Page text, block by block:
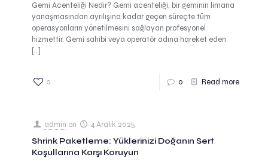
Gemi Acenteliği Nedir? Gemi acenteliği, bir geminin limana
yanaşmasından ayrılışına kadar geçen süreçte tüm
operasyonların yönetilmesini sağlayan profesyonel
hizmettir. Gemi sahibi veya operatör adına hareket eden
[…]
0 0 Read more
admin on 4 Aralık 2025
Shrink Paketleme: Yüklerinizi Doğanın Sert
Koşullarına Karşı Koruyun